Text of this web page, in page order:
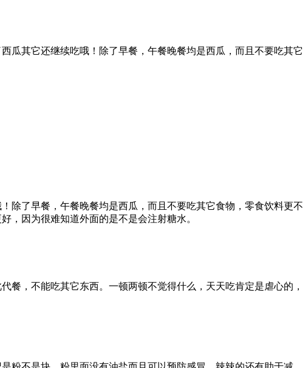
瓜其它还继续吃哦！除了早餐，午餐晚餐均是西瓜，而且不要吃其它
除了早餐，午餐晚餐均是西瓜，而且不要吃其它食物，零食饮料更不
，因为很难知道外面的是不是会注射糖水。
餐，不能吃其它东西。一顿两顿不觉得什么，天天吃肯定是虐心的，